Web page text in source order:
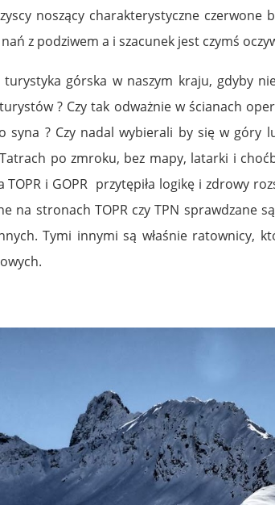
noszący charakterystyczne czerwone
z podziwem a i szacunek jest czymś
górska w naszym kraju, gdyby
? Czy tak odważnie w ścianach
syna ? Czy nadal wybierali by się w góry
po zmroku, bez mapy, latarki i
i GOPR przytępiła logikę i zdrowy
na stronach TOPR czy TPN sprawdzane
Tymi innymi są właśnie ratownicy,